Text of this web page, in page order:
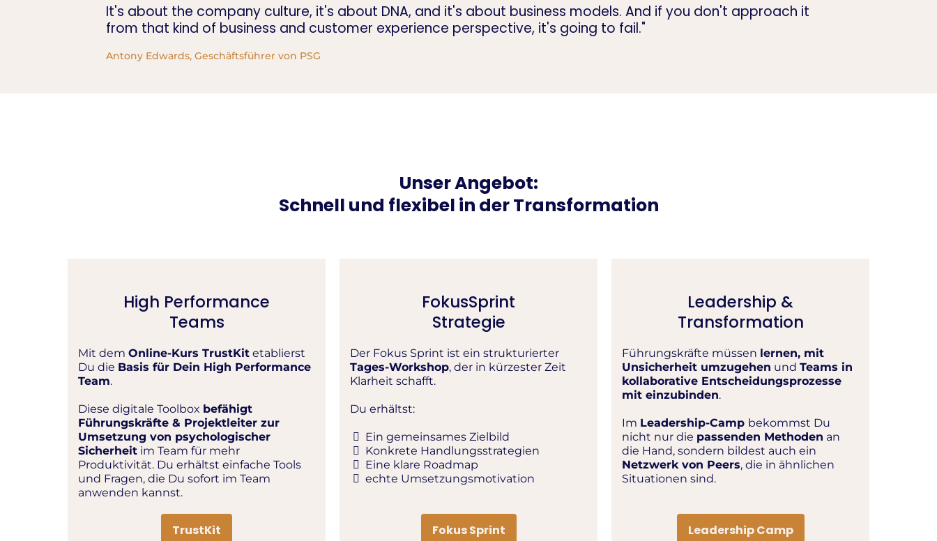
It's about the company culture, it's about DNA, and it's about business models. And if you don't approach it
from that kind of business and customer experience perspective, it's going to fail."
Antony Edwards, Geschäftsführer von PSG
Unser Angebot:
Schnell und flexibel in der Transformation
High Performance
Teams
Mit dem Online-Kurs TrustKit etablierst
Du die Basis für Dein High Performance
Team.
Diese digitale Toolbox befähigt
Führungskräfte & Projektleiter zur
Umsetzung von psychologischer
Sicherheit im Team für mehr
Produktivität. Du erhältst einfache Tools
und Fragen, die Du sofort im Team
anwenden kannst.
TrustKit
FokusSprint
Strategie
Der Fokus Sprint ist ein strukturierter
Tages-Workshop, der in kürzester Zeit
Klarheit schafft.
Du erhältst:
Ein gemeinsames Zielbild
Konkrete Handlungsstrategien
Eine klare Roadmap
echte Umsetzungsmotivation
Fokus Sprint
Leadership &
Transformation
Führungskräfte müssen lernen, mit
Unsicherheit umzugehen und Teams in
kollaborative Entscheidungsprozesse
mit einzubinden.
Im Leadership-Camp bekommst Du
nicht nur die passenden Methoden an
die Hand, sondern bildest auch ein
Netzwerk von Peers, die in ähnlichen
Situationen sind.
Leadership Camp